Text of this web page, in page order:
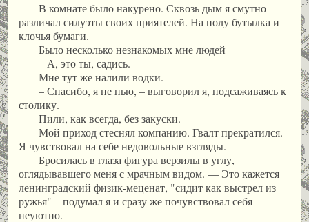
В комнате было накурено. Сквозь дым я смутно
различал силуэты своих приятелей. На полу бутылка и
клочья бумаги.
Было несколько незнакомых мне людей
– А, это ты, садись.
Мне тут же налили водки.
– Спасибо, я не пью, – выговорил я, подсаживаясь к
столику.
Пили, как всегда, без закуски.
Мой приход стеснял компанию. Гвалт прекратился.
Я чувствовал на себе недовольные взгляды.
Бросилась в глаза фигура верзилы в углу,
оглядывавшего меня с мрачным видом. — Это кажется
ленинградский физик-меценат, "сидит как выстрел из
ружья" – подумал я и сразу же почувствовал себя
неуютно.